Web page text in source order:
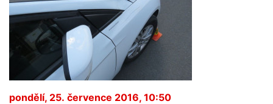
pondělí, 25. července 2016, 10:50